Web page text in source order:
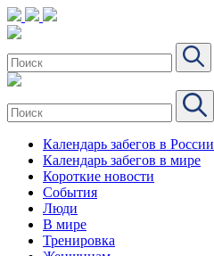
Календарь забегов в России
Календарь забегов в мире
Короткие новости
События
Люди
В мире
Тренировка